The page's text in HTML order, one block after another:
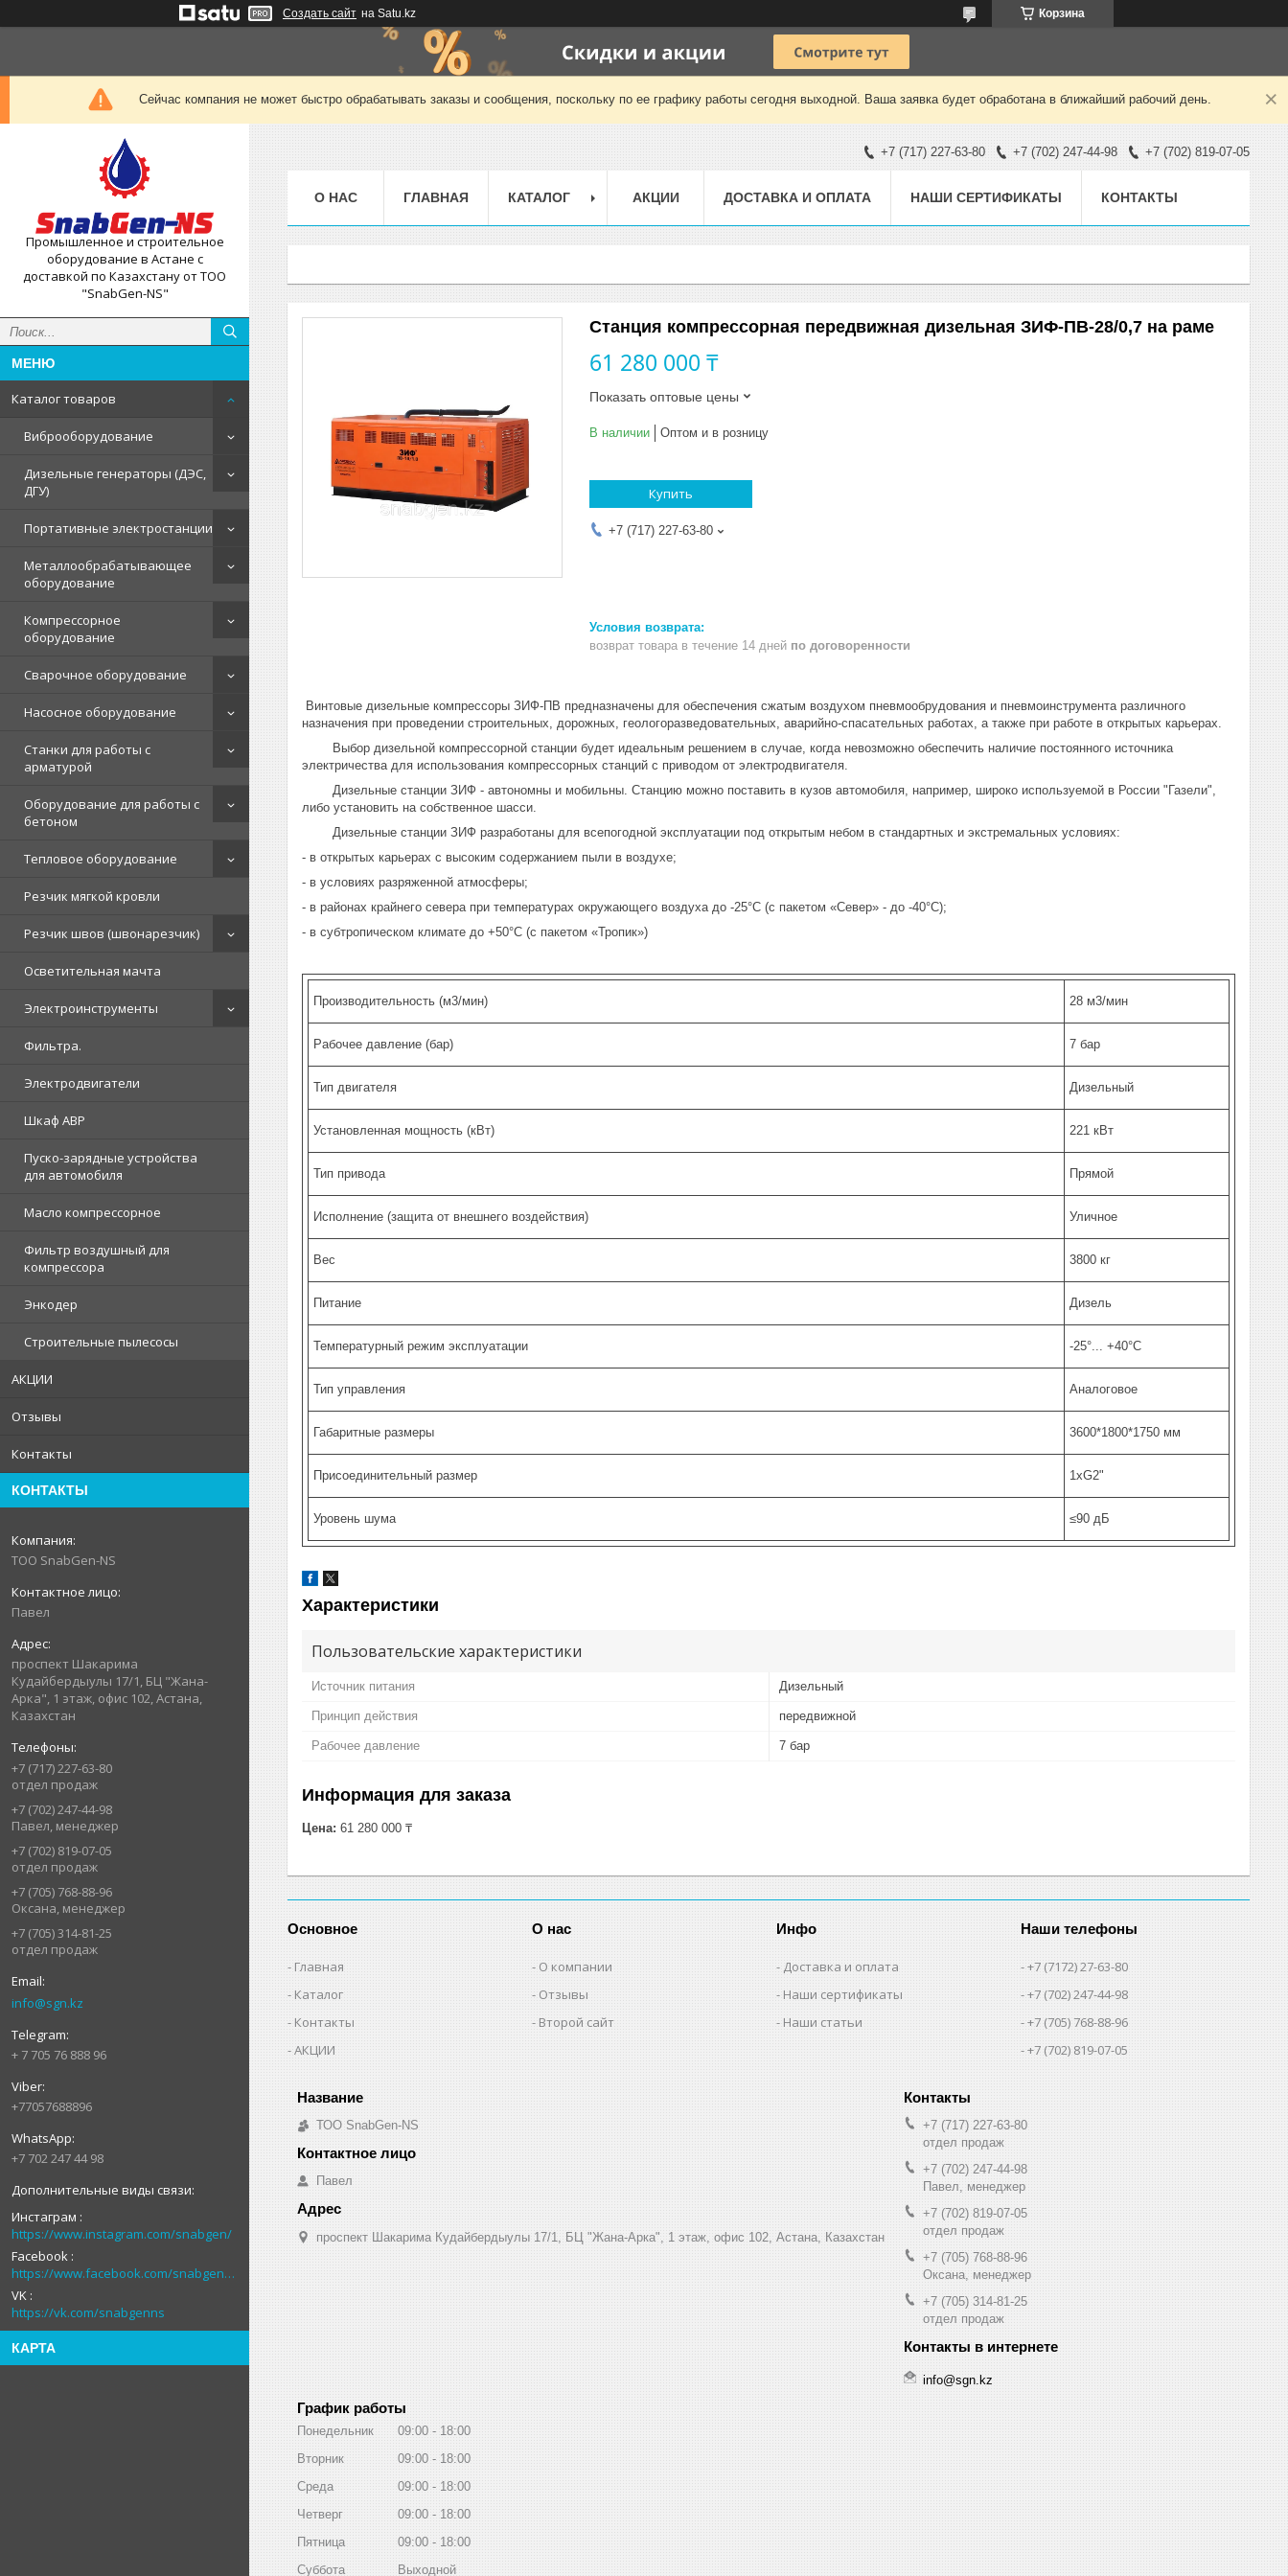
Создать сайт на Satu.kz Корзина
Сейчас компания не может быстро обрабатывать заказы и сообщения, поскольку по ее графику работы сегодня выходной. Ваша заявка будет обработана в ближайший рабочий день.
Промышленное и строительное
оборудование в Астане с
доставкой по Казахстану от ТОО
"SnabGen-NS"
Каталог товаров
Виброоборудование
Дизельные генераторы (ДЭС,
ДГУ)
Портативные электростанции
Металлообрабатывающее
оборудование
Компрессорное
оборудование
Сварочное оборудование
Насосное оборудование
Станки для работы с
арматурой
Оборудование для работы с
бетоном
Тепловое оборудование
Резчик мягкой кровли
Резчик швов (швонарезчик)
Осветительная мачта
Электроинструменты
Фильтра.
Электродвигатели
Шкаф АВР
Пуско-зарядные устройства
для автомобиля
Масло компрессорное
Фильтр воздушный для
компрессора
Энкодер
Строительные пылесосы
АКЦИИ
Отзывы
Контакты
КОНТАКТЫ
ТОО SnabGen-NS
Павел
проспект Шакарима
Кудайбердыулы 17/1, БЦ "Жана-
Арка", 1 этаж, офис 102, Астана,
Казахстан
+7 (717) 227-63-80
отдел продаж
+7 (702) 247-44-98
Павел, менеджер
+7 (702) 819-07-05
отдел продаж
+7 (705) 768-88-96
Оксана, менеджер
+7 (705) 314-81-25
отдел продаж
info@sgn.kz
+ 7 705 76 888 96
+77057688896
+7 702 247 44 98
Инстаграм
https://www.instagram.com/snabgen/
Facebook
https://www.facebook.com/snabgenNS
VK
https://vk.com/snabgenns
КАРТА
+7 (717) 227-63-80 +7 (702) 247-44-98 +7 (702) 819-07-05
О НАС ГЛАВНАЯ КАТАЛОГ АКЦИИ ДОСТАВКА И ОПЛАТА НАШИ СЕРТИФИКАТЫ КОНТАКТЫ
Станция компрессорная передвижная дизельная ЗИФ-ПВ-28/0,7 на раме
61 280 000 ₸
Показать оптовые цены
В наличии Оптом и в розницу
Купить
+7 (717) 227-63-80
возврат товара в течение 14 дней по договоренности
Винтовые дизельные компрессоры ЗИФ-ПВ предназначены для обеспечения сжатым воздухом пневмообрудования и пневмоинструмента различного
назначения при проведении строительных, дорожных, геологоразведовательных, аварийно-спасательных работах, а также при работе в открытых карьерах.
Выбор дизельной компрессорной станции будет идеальным решением в случае, когда невозможно обеспечить наличие постоянного источника
электричества для использования компрессорных станций с приводом от электродвигателя.
Дизельные станции ЗИФ - автономны и мобильны. Станцию можно поставить в кузов автомобиля, например, широко используемой в России "Газели",
либо установить на собственное шасси.
Дизельные станции ЗИФ разработаны для всепогодной эксплуатации под открытым небом в стандартных и экстремальных условиях:
- в открытых карьерах с высоким содержанием пыли в воздухе;
- в условиях разряженной атмосферы;
- в районах крайнего севера при температурах окружающего воздуха до -25°С (с пакетом «Север» - до -40°С);
- в субтропическом климате до +50°С (с пакетом «Тропик»)
Производительность (м3/мин) 28 м3/мин
Рабочее давление (бар) 7 бар
Тип двигателя Дизельный
Установленная мощность (кВт) 221 кВт
Тип привода Прямой
Исполнение (защита от внешнего воздействия) Уличное
Вес 3800 кг
Питание Дизель
Температурный режим эксплуатации -25°... +40°С
Тип управления Аналоговое
Габаритные размеры 3600*1800*1750 мм
Присоединительный размер 1хG2"
Уровень шума ≤90 дБ
Характеристики
Пользовательские характеристики
Источник питания Дизельный
Принцип действия передвижной
Рабочее давление 7 бар
Информация для заказа
Цена: 61 280 000 ₸
Основное
Главная
Каталог
Контакты
АКЦИИ
О нас
О компании
Отзывы
Второй сайт
Инфо
Доставка и оплата
Наши сертификаты
Наши статьи
Наши телефоны
+7 (7172) 27-63-80
+7 (702) 247-44-98
+7 (705) 768-88-96
+7 (702) 819-07-05
ТОО SnabGen-NS
Павел
проспект Шакарима Кудайбердыулы 17/1, БЦ "Жана-Арка", 1 этаж, офис 102, Астана, Казахстан
+7 (717) 227-63-80
отдел продаж
+7 (702) 247-44-98
Павел, менеджер
+7 (702) 819-07-05
отдел продаж
+7 (705) 768-88-96
Оксана, менеджер
+7 (705) 314-81-25
отдел продаж
info@sgn.kz
График работы
Понедельник 09:00
18:00
Вторник
09:00
18:00
Среда
09:00
18:00
Четверг
09:00
18:00
Пятница
09:00
18:00
Суббота
Выходной